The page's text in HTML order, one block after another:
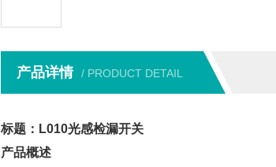
产品详情 / PRODUCT DETAIL
标题：L010光感检漏开关
产品概述